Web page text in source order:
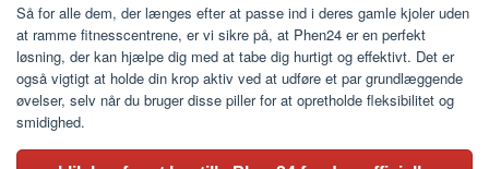
Så for alle dem, der længes efter at passe ind i deres gamle kjoler uden
at ramme fitnesscentrene, er vi sikre på, at Phen24 er en perfekt
løsning, der kan hjælpe dig med at tabe dig hurtigt og effektivt. Det er
også vigtigt at holde din krop aktiv ved at udføre et par grundlæggende
øvelser, selv når du bruger disse piller for at opretholde fleksibilitet og
smidighed.